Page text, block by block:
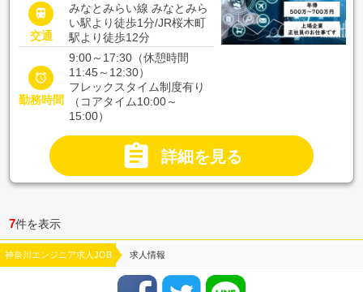

交通
みなとみらい線 みなとみら
い駅より徒歩1分/JR桜木町
駅より徒歩12分

勤務時間
9:00～17:30（休憩時間
11:45～12:30）
フレックスタイム制度有り
（コアタイム10:00～
15:00）
 詳細を見る
7件を表示
神奈川エンジニア求人JOB 求人情報